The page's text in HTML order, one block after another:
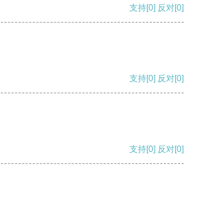
支持[0] 反对[0]
支持[0] 反对[0]
支持[0] 反对[0]